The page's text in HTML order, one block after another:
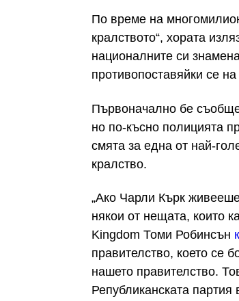
По време на
кралството“, хората
националните си
противопоставяйки се
Първоначално бе
но по-късно полицията
смята за една от най-
кралство.
„Ако Чарли Кърк
някои от нещата, които
Kingdom Томи Робинсън
правителство, което се
нашето правителство.
Републиканската